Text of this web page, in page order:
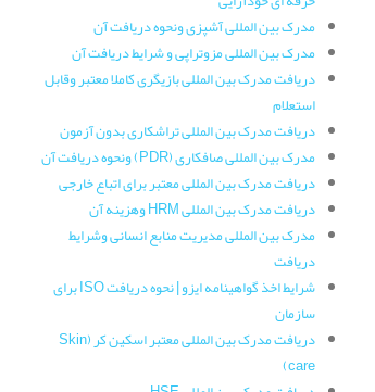
مدرک بین المللی آشپزی ونحوه دریافت آن
مدرک بین المللی مزوتراپی و شرایط دریافت آن
دریافت مدرک بین المللی بازیگری کاملا معتبر وقابل
استعلام
دریافت مدرک بین المللی تراشکاری بدون آزمون
مدرک بین المللی صافکاری (PDR) ونحوه دریافت آن
دریافت مدرک بین المللی معتبر برای اتباع خارجی
دریافت مدرک بین المللی HRM وهزینه آن
مدرک بین المللی مدیریت منابع انسانی وشرایط
دریافت
شرایط اخذ گواهینامه ایزو | نحوه دریافت ISO برای
سازمان
دریافت مدرک بین المللی معتبر اسکین کر (Skin
care)